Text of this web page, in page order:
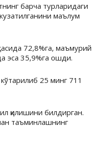
барча турларидаги
маълум
72,8%га, маъмурий
эса 35,9%га ошди.
25 минг 711
қилишини билдирган.
таъминлашнинг